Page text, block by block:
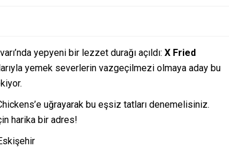
yepyeni bir lezzet durağı açıldı: X Fried
yemek severlerin vazgeçilmezi olmaya aday bu
uğrayarak bu eşsiz tatları denemelisiniz.
harika bir adres!